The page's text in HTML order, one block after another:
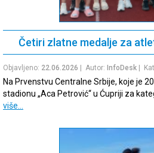
Četiri zlatne medalje za
Objavljeno: 22.06.2026 | Autor: InfoDesk |
Na Prvenstvu Centralne Srbije, koje je
stadionu „Aca Petrović“ u Ćupriji za
više…